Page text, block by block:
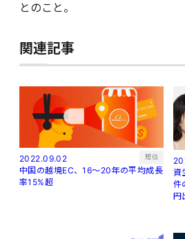
とのこと。
関連記事
2022.09.02 短信
中国の越境EC、16～20年の平均成長
率15%超
資
件
円